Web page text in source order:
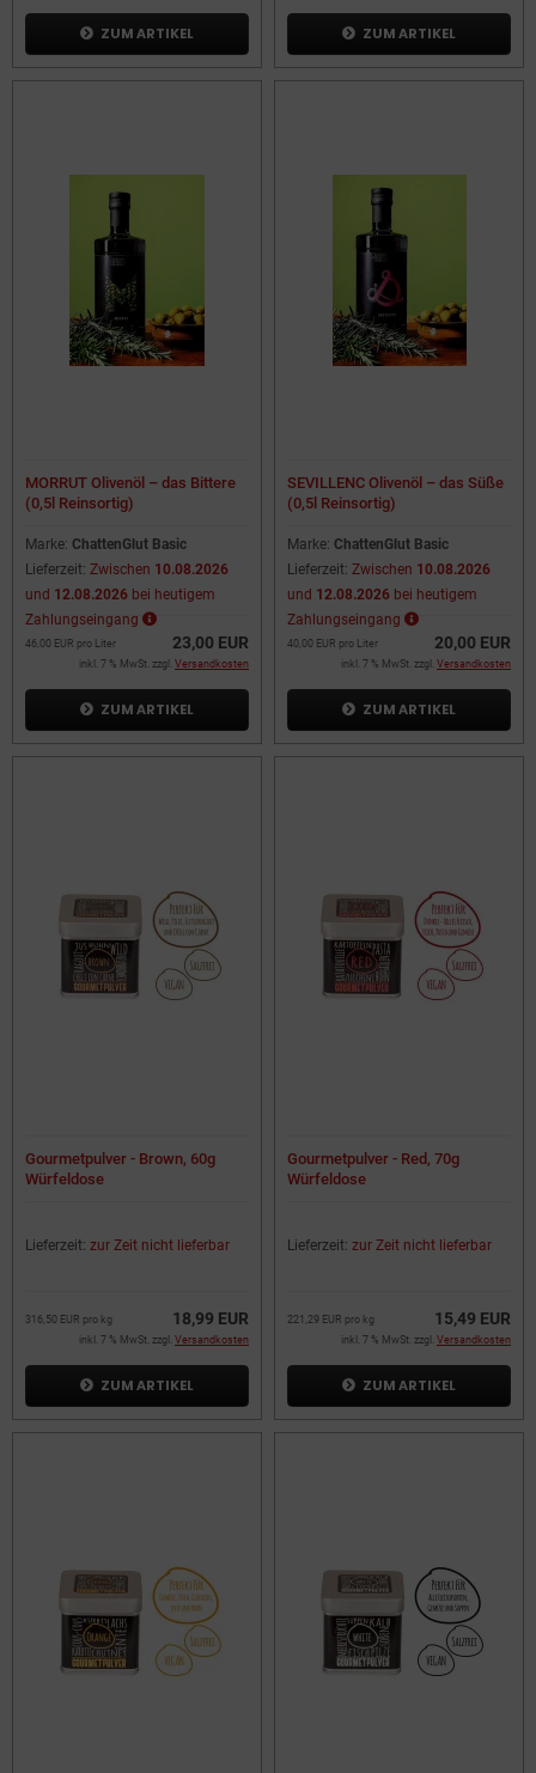
ZUM ARTIKEL ZUM ARTIKEL
MORRUT Olivenöl – das Bittere
(0,5l Reinsortig)
Marke: ChattenGlut Basic
Lieferzeit: Zwischen 10.08.2026
und 12.08.2026 bei heutigem
Zahlungseingang
23,00 EUR
46,00 EUR pro Liter
inkl. 7 % MwSt. zzgl. Versandkosten
ZUM ARTIKEL
SEVILLENC Olivenöl – das Süße
(0,5l Reinsortig)
Marke: ChattenGlut Basic
Lieferzeit: Zwischen 10.08.2026
und 12.08.2026 bei heutigem
Zahlungseingang
20,00 EUR
40,00 EUR pro Liter
inkl. 7 % MwSt. zzgl. Versandkosten
ZUM ARTIKEL
Gourmetpulver - Brown, 60g
Würfeldose
Lieferzeit: zur Zeit nicht lieferbar
18,99 EUR
316,50 EUR pro kg
inkl. 7 % MwSt. zzgl. Versandkosten
ZUM ARTIKEL
Gourmetpulver - Red, 70g
Würfeldose
Lieferzeit: zur Zeit nicht lieferbar
15,49 EUR
221,29 EUR pro kg
inkl. 7 % MwSt. zzgl. Versandkosten
ZUM ARTIKEL